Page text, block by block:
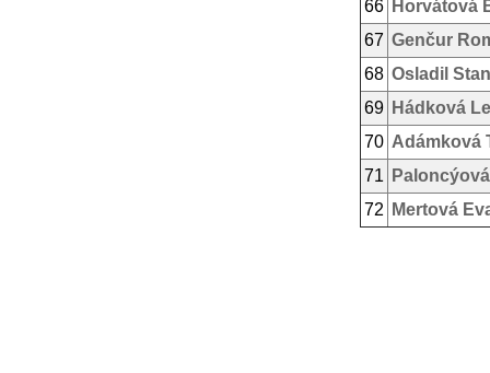
66 Horvátová
67 Genčur
68 Osladil
69 Hádková
70 Adámková
71
72
Mertová